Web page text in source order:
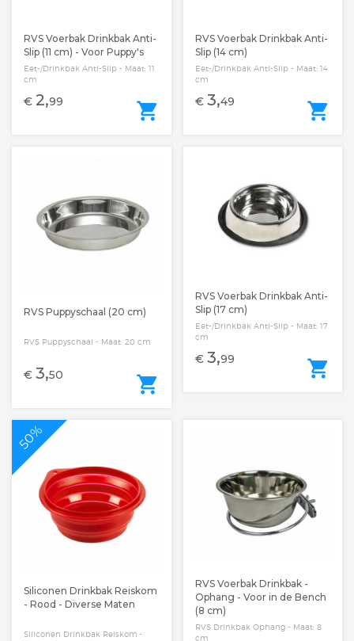
shopping_cart
RVS Voerbak Drinkbak Anti-
Slip (11 cm) - Voor Puppy's
Eet-/Drinkbak Anti-Slip - Maat: 11
cm
€ 2,99 shopping_cart
RVS Voerbak Drinkbak Anti-
Slip (14 cm)
Eet-/Drinkbak Anti-Slip - Maat: 14
cm
€ 3,49
shopping_cart
RVS Puppyschaal (20 cm)
RVS Puppyschaal - Maat: 20 cm
€ 3,50 shopping_cart
RVS Voerbak Drinkbak Anti-
Slip (17 cm)
Eet-/Drinkbak Anti-Slip - Maat: 17
cm
€ 3,99
50%
Siliconen Drinkbak Reiskom
- Rood - Diverse Maten
Siliconen Drinkbak Reiskom -
RVS Voerbak Drinkbak -
Ophang - Voor in de Bench
(8 cm)
RVS Drinkbak Ophang - Maat: 8
cm